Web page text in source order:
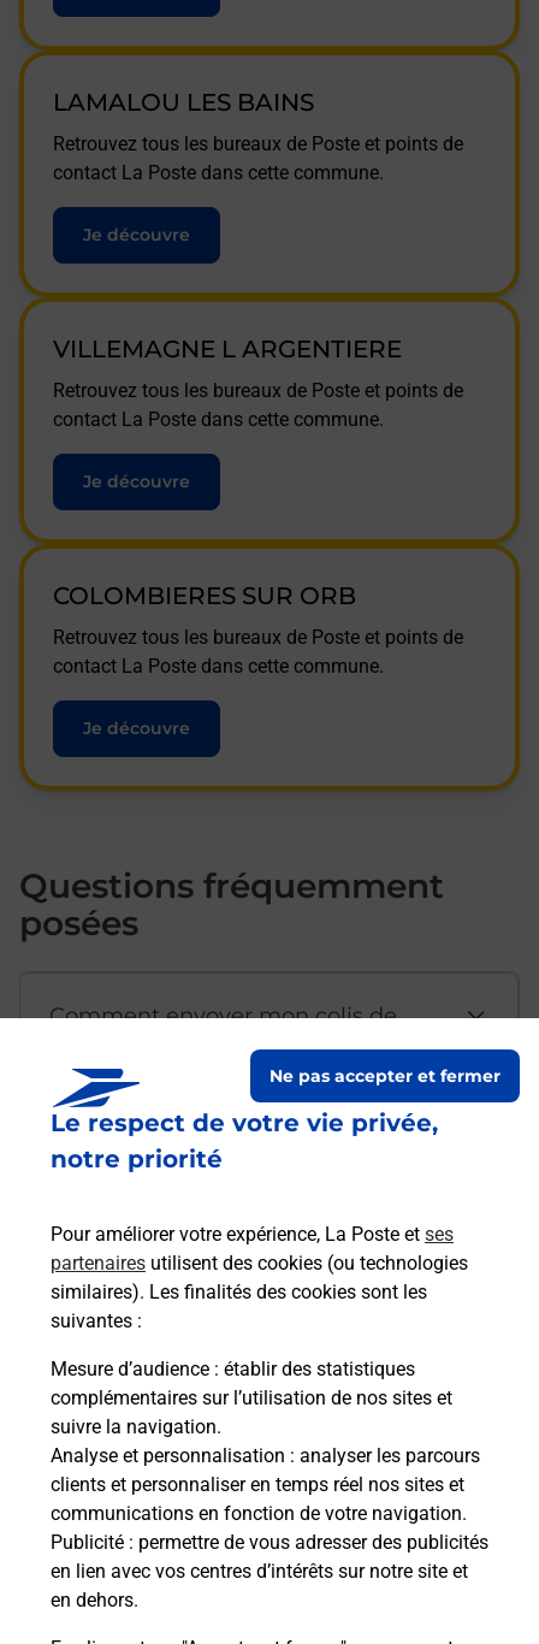
Le respect de votre vie privée,
notre priorité
Pour améliorer votre expérience, La Poste et ses
partenaires utilisent des cookies (ou technologies
similaires). Les finalités des cookies sont les
suivantes :
Mesure d’audience : établir des statistiques
complémentaires sur l’utilisation de nos sites et
suivre la navigation.
Analyse et personnalisation : analyser les parcours
clients et personnaliser en temps réel nos sites et
communications en fonction de votre navigation.
Publicité : permettre de vous adresser des publicités
en lien avec vos centres d’intérêts sur notre site et
en dehors.
Ne pas accepter et fermer
LAMALOU LES BAINS
Retrouvez tous les bureaux de Poste et points de
contact La Poste dans cette commune.
Je découvre
VILLEMAGNE L ARGENTIERE
Retrouvez tous les bureaux de Poste et points de
contact La Poste dans cette commune.
Je découvre
COLOMBIERES SUR ORB
Retrouvez tous les bureaux de Poste et points de
contact La Poste dans cette commune.
Je découvre
Questions fréquemment
posées
Comment envoyer mon colis de
Est-il possible d’acheter un
emballage directement depuis un
Comment demander une
modification de livraison ?
Comment La Poste participe-t-elle
à votre sécurité au quotidien ?
Puis-je passer mon code de la route
avec La Poste et sous quelles
conditions ?